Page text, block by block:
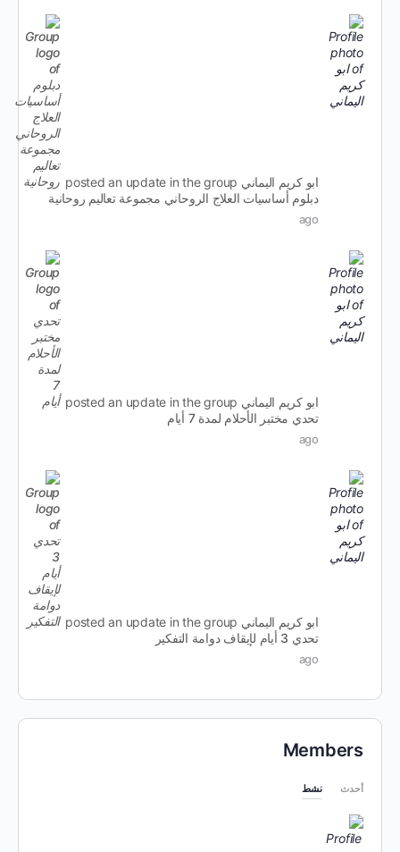
ابو كريم اليماني
دبلوم أساسيات العلاج الروحاني مجموعة تعاليم روحانية
ago
ابو كريم اليماني
تحدي مختبر الأحلام لمدة 7 أيام
ago
ابو كريم اليماني
تحدي 3 أيام لإيقاف دوامة التفكير
ago
Members
أحدث نشط